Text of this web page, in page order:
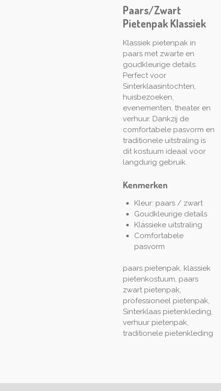
Paars/Zwart
Pietenpak Klassiek
Klassiek pietenpak in
paars met zwarte en
goudkleurige details.
Perfect voor
Sinterklaasintochten,
huisbezoeken,
evenementen, theater en
verhuur. Dankzij de
comfortabele pasvorm en
traditionele uitstraling is
dit kostuum ideaal voor
langdurig gebruik.
Kenmerken
Kleur: paars / zwart
Goudkleurige details
Klassieke uitstraling
Comfortabele
pasvorm
paars pietenpak, klassiek
pietenkostuum, paars
zwart pietenpak,
professioneel pietenpak,
Sinterklaas pietenkleding,
verhuur pietenpak,
traditionele pietenkleding